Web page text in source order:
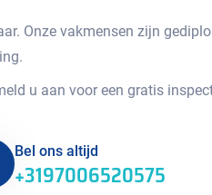
Onze vakmensen zijn
u aan voor een gratis
Bel ons altijd
+3197006520575